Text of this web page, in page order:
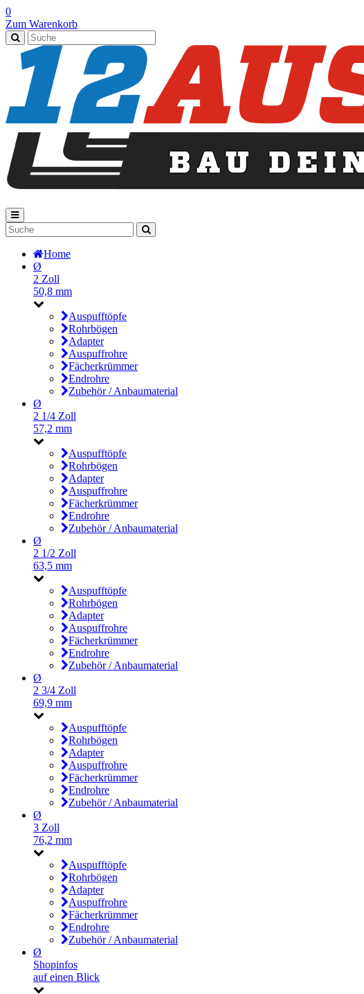
0
Zum Warenkorb
Home
Ø
2 Zoll
50,8 mm
Auspufftöpfe
Rohrbögen
Adapter
Auspuffrohre
Fächerkrümmer
Endrohre
Zubehör / Anbaumaterial
Ø
2 1/4 Zoll
57,2 mm
Auspufftöpfe
Rohrbögen
Adapter
Auspuffrohre
Fächerkrümmer
Endrohre
Zubehör / Anbaumaterial
Ø
2 1/2 Zoll
63,5 mm
Auspufftöpfe
Rohrbögen
Adapter
Auspuffrohre
Fächerkrümmer
Endrohre
Zubehör / Anbaumaterial
Ø
2 3/4 Zoll
69,9 mm
Auspufftöpfe
Rohrbögen
Adapter
Auspuffrohre
Fächerkrümmer
Endrohre
Zubehör / Anbaumaterial
Ø
3 Zoll
76,2 mm
Auspufftöpfe
Rohrbögen
Adapter
Auspuffrohre
Fächerkrümmer
Endrohre
Zubehör / Anbaumaterial
Ø
Shopinfos
auf einen Blick